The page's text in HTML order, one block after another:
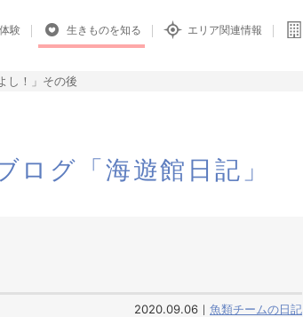
験 生きものを知る エリア関連情報
し！」その後
ログ「海遊館日記」
2020.09.06 魚類チームの日記